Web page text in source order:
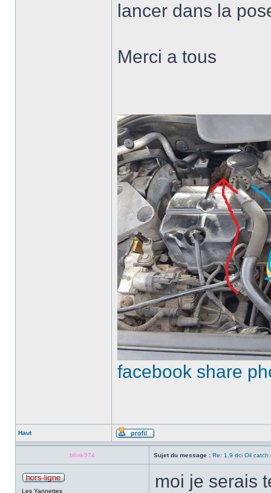
lancer dans la
Merci a tous
facebook share
Haut
blink974 Sujet du message : Re: 1.9 dci Oil catch
Les Yannettes
moi je serais